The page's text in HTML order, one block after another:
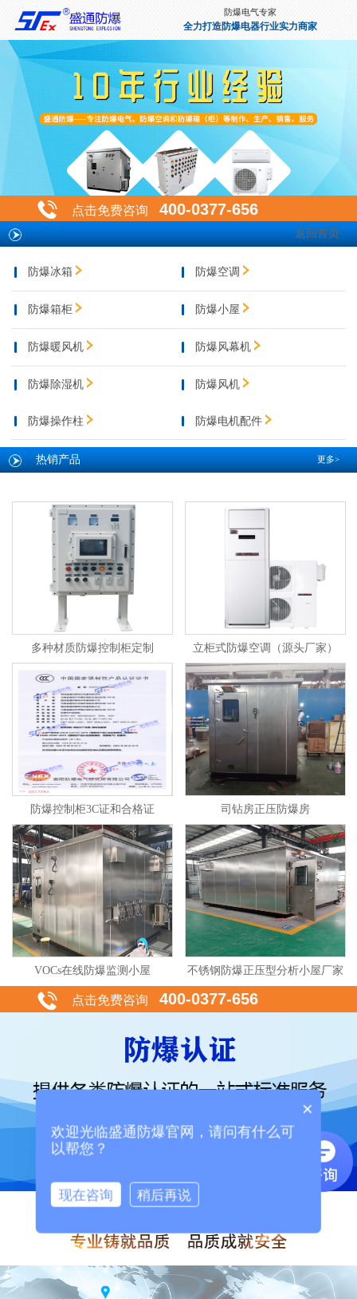
防爆电气专家
全力打造防爆电器行业实力商家
点击免费咨询 400-0377-656
返回首页
防爆冰箱 防爆空调
防爆箱柜 防爆小屋
防爆暖风机 防爆风幕机
防爆除湿机 防爆风机
防爆操作柱 防爆电机配件
更多>
热销产品
多种材质防爆控制柜定制 立柜式防爆空调（源头厂家）
防爆控制柜3C证和合格证 司钻房正压防爆房
VOCs在线防爆监测小屋 不锈钢防爆正压型分析小屋厂家
点击免费咨询 400-0377-656
×
欢迎光临盛通防爆官网，请问有什么可
以帮您？
现在咨询 稍后再说